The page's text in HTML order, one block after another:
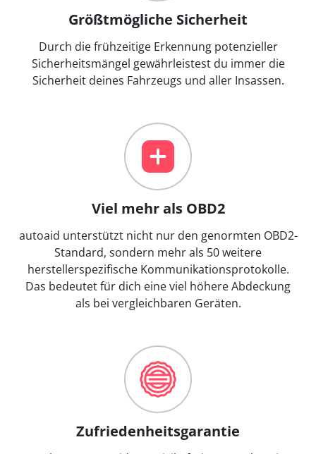
Größtmögliche Sicherheit
Durch die frühzeitige Erkennung potenzieller
Sicherheitsmängel gewährleistest du immer die
Sicherheit deines Fahrzeugs und aller Insassen.
Viel mehr als OBD2
autoaid unterstützt nicht nur den genormten OBD2-
Standard, sondern mehr als 50 weitere
herstellerspezifische Kommunikationsprotokolle.
Das bedeutet für dich eine viel höhere Abdeckung
als bei vergleichbaren Geräten.
Zufriedenheitsgarantie